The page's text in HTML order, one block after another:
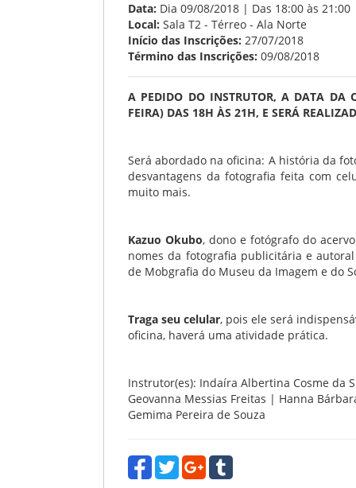
Data: Dia 09/08/2018 | Das 18:00 às 21:00
Local: Sala T2 - Térreo - Ala Norte
Início das Inscrições: 27/07/2018
Término das Inscrições: 09/08/2018
A PEDIDO DO INSTRUTOR, A DATA
FEIRA) DAS 18H ÀS 21H, E SERÁ
Será abordado na oficina: A história da
desvantagens da fotografia feita com
muito mais.
Kazuo Okubo, dono e fotógrafo do
nomes da fotografia publicitária e
de Mobgrafia do Museu da Imagem e do
Traga seu celular, pois ele será
oficina, haverá uma atividade prática.
Instrutor(es): Indaíra Albertina Cosme da
Geovanna Messias Freitas | Hanna
Gemima Pereira de Souza